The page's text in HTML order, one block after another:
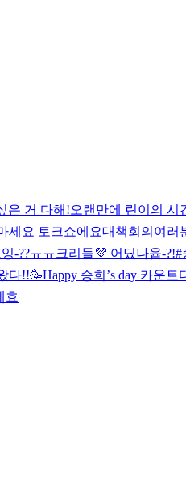
은 거 다해!오랜만에 린이의 시
세요 토크쇼에요대책회의 여러
-??ㅠㅠ크리들💜 어딨나윱-?!#
다!!🥳Happy 승희’s day 카운트
효